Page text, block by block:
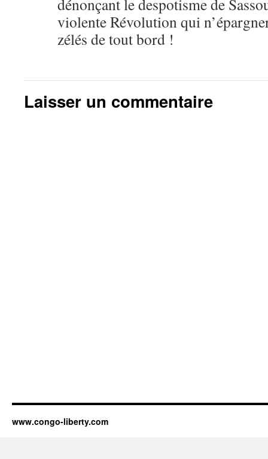
dénonçant le despotisme de
violente Révolution qui
zélés de tout bord !
Laisser un commentaire
www.congo-liberty.com